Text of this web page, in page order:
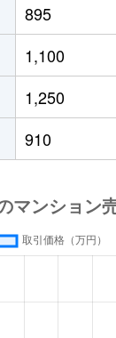
895
1,100
1,250
910